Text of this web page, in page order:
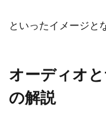
といったイメージと
オーディオ
の解説